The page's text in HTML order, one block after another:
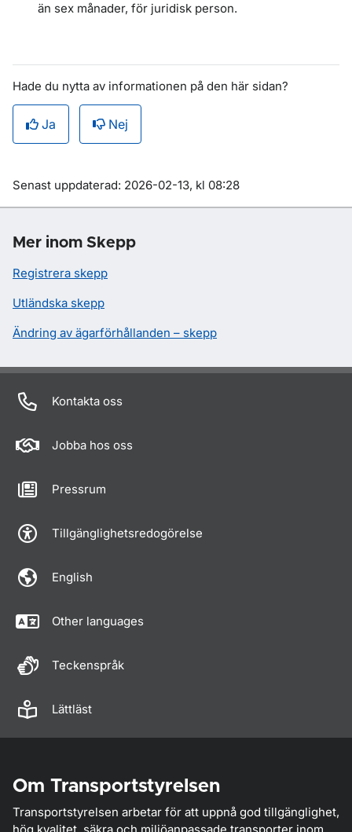
än sex månader, för juridisk person.
Hade du nytta av informationen på den här sidan?
Ja Nej
Om sidan
Senast uppdaterad: 2026-02-13, kl 08:28
Mer inom Skepp
Registrera skepp
Utländska skepp
Ändring av ägarförhållanden – skepp
Kontakta oss
Jobba hos oss
Pressrum
Tillgänglighetsredogörelse
English
Other languages
Teckenspråk
Lättläst
Om Transportstyrelsen
Transportstyrelsen arbetar för att uppnå god tillgänglighet,